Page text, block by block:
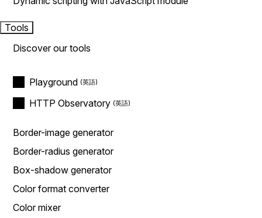
Tools
Discover our tools
Playground
HTTP Observatory
Border-image generator
Border-radius generator
Box-shadow generator
Color format converter
Color mixer